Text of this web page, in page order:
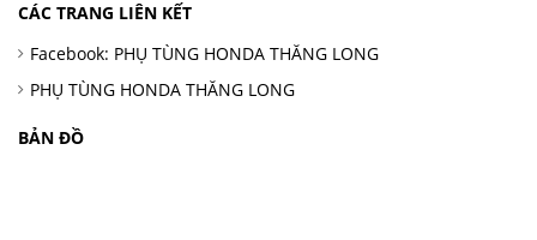
CÁC TRANG LIÊN KẾT
Facebook: PHỤ TÙNG HONDA THĂNG LONG
PHỤ TÙNG HONDA THĂNG LONG
BẢN ĐỒ